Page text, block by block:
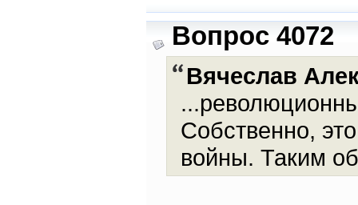
Вопрос 4072
Вячеслав
Собственно,
войны. Таким